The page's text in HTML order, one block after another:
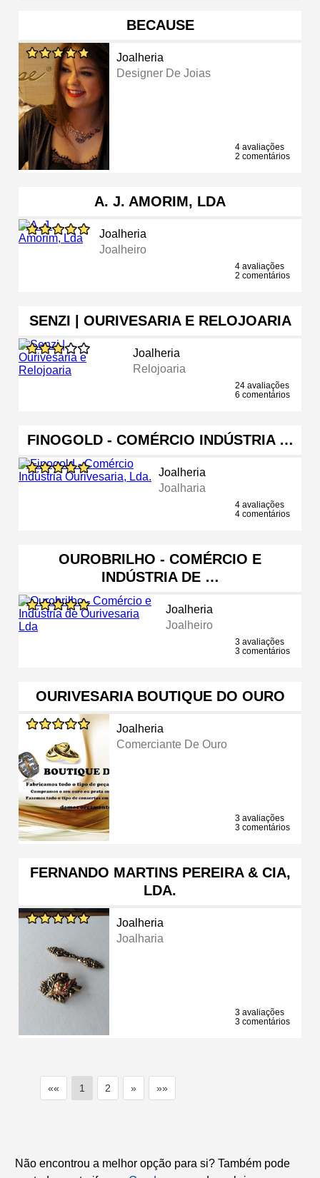
BECAUSE
Joalheria
Designer De Joias
4 avaliações
2 comentários
A. J. AMORIM, LDA
Joalheria
Joalheiro
4 avaliações
2 comentários
SENZI | OURIVESARIA E RELOJOARIA
Joalheria
Relojoaria
24 avaliações
6 comentários
FINOGOLD - COMÉRCIO INDÚSTRIA …
Joalheria
Joalharia
4 avaliações
4 comentários
OUROBRILHO - COMÉRCIO E
INDÚSTRIA DE …
Joalheria
Joalheiro
3 avaliações
3 comentários
OURIVESARIA BOUTIQUE DO OURO
Joalheria
Comerciante De Ouro
3 avaliações
3 comentários
FERNANDO MARTINS PEREIRA & CIA,
LDA.
Joalheria
Joalharia
3 avaliações
3 comentários
«« 1 2 » »»
Não encontrou a melhor opção para si? Também pode